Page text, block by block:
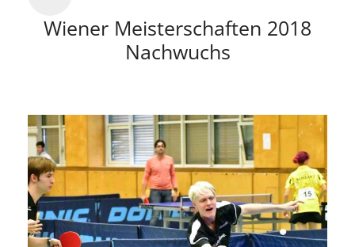
Wiener Meisterschaften 2018
Nachwuchs